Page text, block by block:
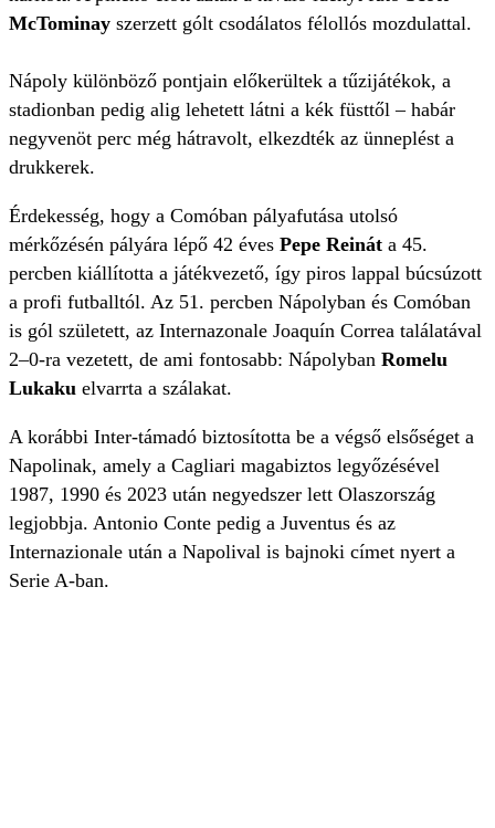
McTominay szerzett gólt csodálatos félollós mozdulattal.
Nápoly különböző pontjain előkerültek a tűzijátékok, a
stadionban pedig alig lehetett látni a kék füsttől – habár
negyvenöt perc még hátravolt, elkezdték az ünneplést a
drukkerek.
Érdekesség, hogy a Comóban pályafutása utolsó
mérkőzésén pályára lépő 42 éves Pepe Reinát a 45.
percben kiállította a játékvezető, így piros lappal búcsúzott
a profi futballtól. Az 51. percben Nápolyban és Comóban
is gól született, az Internazonale Joaquín Correa találatával
2–0-ra vezetett, de ami fontosabb: Nápolyban Romelu
Lukaku elvarrta a szálakat.
A korábbi Inter-támadó biztosította be a végső elsőséget a
Napolinak, amely a Cagliari magabiztos legyőzésével
1987, 1990 és 2023 után negyedszer lett Olaszország
legjobbja. Antonio Conte pedig a Juventus és az
Internazionale után a Napolival is bajnoki címet nyert a
Serie A-ban.